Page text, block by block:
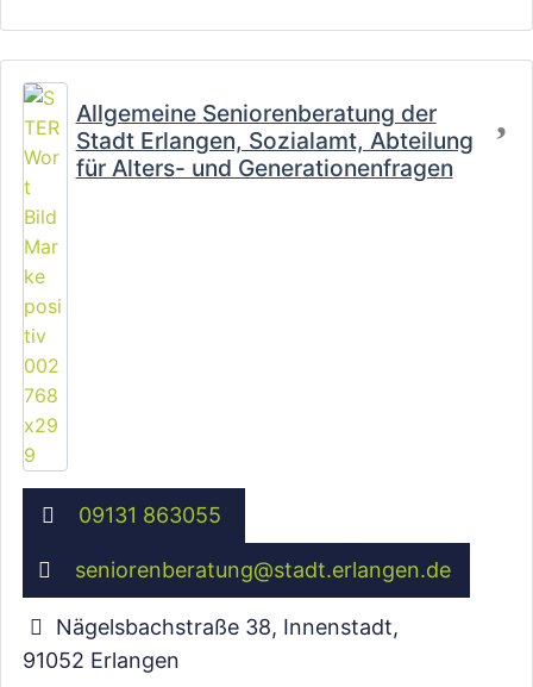
Allgemeine Seniorenberatung der
Stadt Erlangen, Sozialamt, Abteilung
für Alters- und Generationenfragen
09131 863055
seniorenberatung@stadt.erlangen.de
Nägelsbachstraße 38, Innenstadt,
91052 Erlangen